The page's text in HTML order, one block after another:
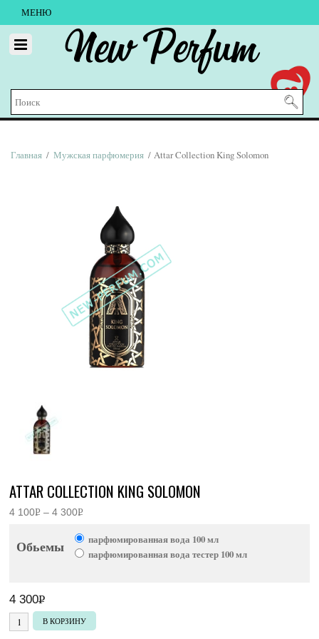
МЕНЮ
New Perfum
Главная / Мужская парфюмерия / Attar Collection King Solomon
ATTAR COLLECTION KING SOLOMON
4 100Р – 4 300Р
100руб.
Обьемы
парфюмированная вода 100 мл
парфюмированная вода тестер 100 мл
4 300Р
УБ.
Количество товара Attar Collection King Solomon
В КОРЗИНУ